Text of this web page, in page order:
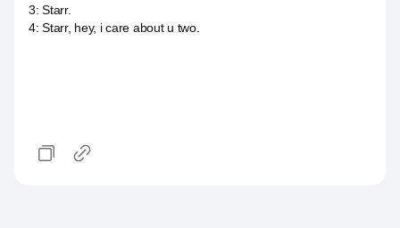
3:Starr.
4:Starr, hey, i care about u two.